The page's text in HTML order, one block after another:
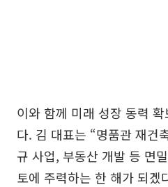
이와 함께 미래 성장 동력
다. 김 대표는 “명품관 재건
규 사업, 부동산 개발 등 면
토에 주력하는 한 해가 되겠